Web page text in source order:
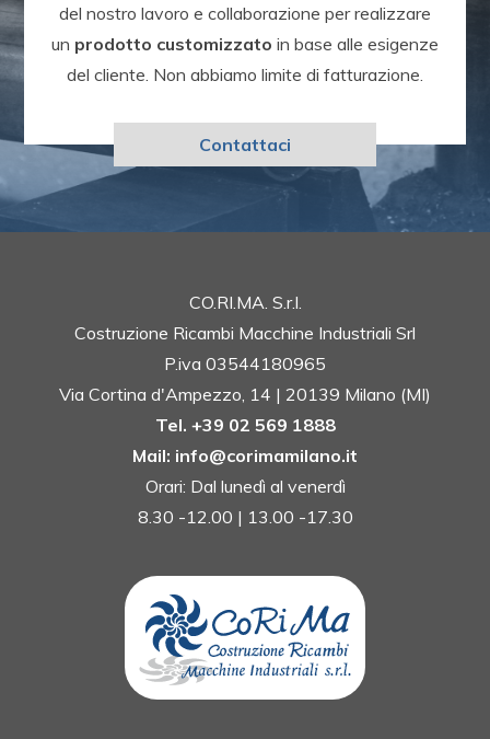
del nostro lavoro e collaborazione per realizzare
un prodotto customizzato in base alle esigenze
del cliente. Non abbiamo limite di fatturazione.
Contattaci
CO.RI.MA. S.r.l.
Costruzione Ricambi Macchine Industriali Srl
P.iva 03544180965
Via Cortina d'Ampezzo, 14 | 20139 Milano (MI)
Tel. +39 02 569 1888
Mail: info@corimamilano.it
Orari: Dal lunedì al venerdì
8.30 -12.00 | 13.00 -17.30